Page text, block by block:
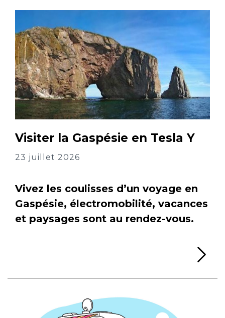
Visiter la Gaspésie en Tesla Y
23 juillet 2026
Vivez les coulisses d’un voyage en
Gaspésie, électromobilité, vacances
et paysages sont au rendez-vous.